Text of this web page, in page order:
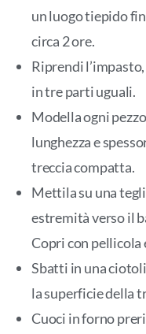
un luogo tiepido
circa 2 ore.
Riprendi
in tre parti uguali.
Modella ogni
lunghezza e
treccia compatta.
Mettila su una
estremità verso il
Copri con pellicola
Sbatti in una
la superficie della
Cuoci in forno